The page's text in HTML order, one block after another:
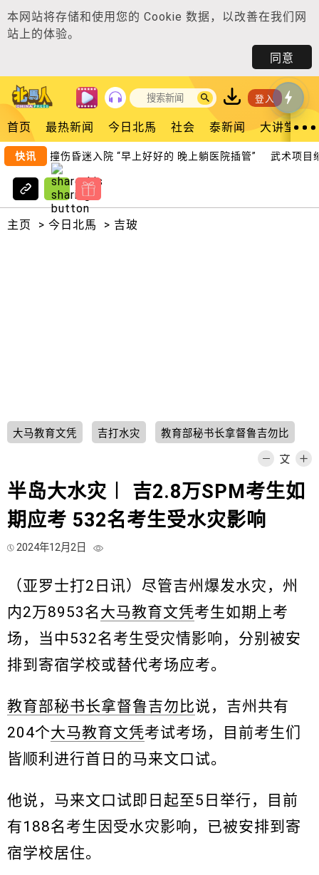
本网站将存储和使用您的 Cookie 数据，以改善在我们网
站上的体验。
同意
登入
首页 最热新闻 今日北馬 社会 泰新闻 大讲堂
快讯
哆骑士撞伤昏迷入院 “早上好好的 晚上躺医院插管” 武术项目缩
主页 > 今日北馬 > 吉玻
大马教育文凭 吉打水灾 教育部秘书长拿督鲁吉勿比
半岛大水灾︱ 吉2.8万SPM考生如
期应考 532名考生受水灾影响
2024年12月2日
（亚罗士打2日讯）尽管吉州爆发水灾，州
内2万8953名 大马教育文凭考生如期上考
场，当中532名考生受灾情影响，分别被安
排到寄宿学校或替代考场应考。
教育部秘书长拿督鲁吉勿比说，吉州共有
204个大马教育文凭考试考场，目前考生们
皆顺利进行首日的马来文口试。
他说，马来文口试即日起至5日举行，目前
有188名考生因受水灾影响，已被安排到寄
宿学校居住。